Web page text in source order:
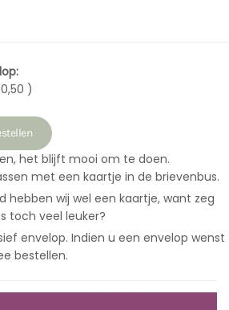
)
het blijft mooi om te doen.
met een kaartje in de brievenbus.
hebben wij wel een kaartje, want zeg
toch veel leuker?
envelop. Indien u een envelop wenst
bestellen.